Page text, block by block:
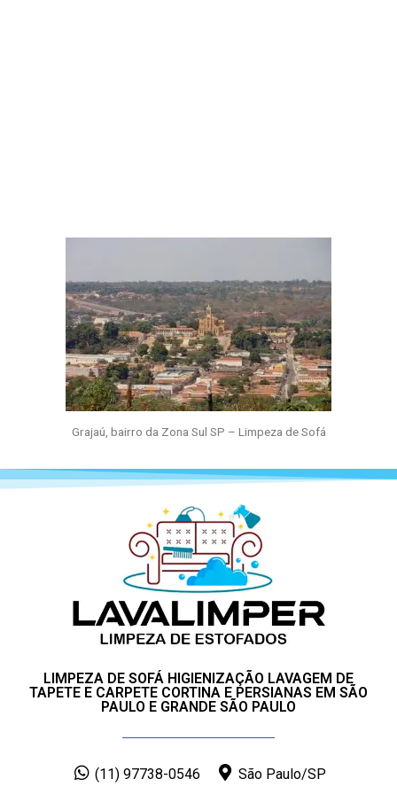
Grajaú, bairro da Zona Sul SP – Limpeza de Sofá
LIMPEZA DE SOFÁ HIGIENIZAÇÃO LAVAGEM DE
TAPETE E CARPETE CORTINA E PERSIANAS EM SÃO
PAULO E GRANDE SÃO PAULO
(11) 97738-0546 São Paulo/SP